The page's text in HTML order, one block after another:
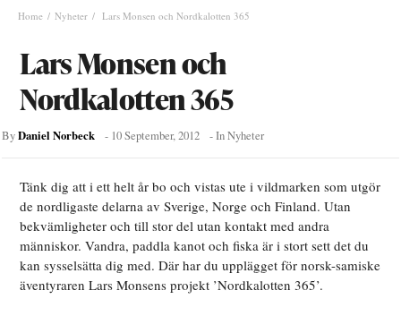
Home Nyheter Lars Monsen och Nordkalotten 365
Lars Monsen och
Nordkalotten 365
ByDaniel Norbeck - 10 September, 2012 - InNyheter
Tänk dig att i ett helt år bo och vistas ute i vildmarken som utgör
de nordligaste delarna av Sverige, Norge och Finland. Utan
bekvämligheter och till stor del utan kontakt med andra
människor.Vandra, paddla kanot och fiska är i stort sett det du
kan sysselsätta dig med. Där har du upplägget för norsk-samiske
äventyraren Lars Monsens projekt ’Nordkalotten 365’.